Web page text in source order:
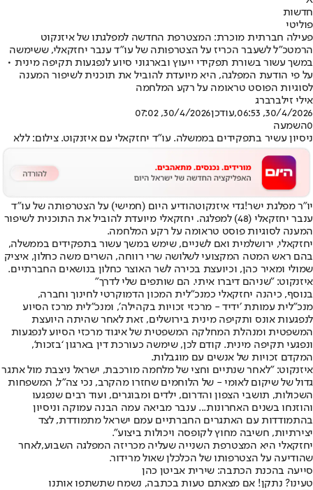
חדשות
פוליטי
פעילה חברתית מוכרת: המצטרפת החדשה למפלגתו של איזנקוט
הרמטכ"ל לשעבר הכריז על הצטרפותה של עו"ד ענבר יחזקאלי, ששימשה
במשך עשור בשורת תפקידי ייעוץ ובארגוני סיוע לנפגעות תקיפה מינית •
על פי הודעת המפלגה, היא מיועדת להוביל את תוכנית לשיפור המענה
לסוגיות הפוסט טראומה על רקע המלחמה
אילי זילברברג
30/4/2026, 06:53
,עודכן30/4/2026, 07:02
0השמעה
ניסיון עשיר בתפקידים בממשלה. עו"ד יחזקאלי עם איזנקוט. צילום: ללא
יו"ר מפלגת ישר!גדי איזנקוטהודיע היום (חמישי) על הצטרפותה של עו"ד
ענבר יחזקאלי (48) למפלגה. יחזקאלי מיועדת להוביל את התוכנית לשיפור
המענה לסוגיות פוסט טראומה על רקע המלחמה.
יחזקאלי, ירושלמית ואם לשניים, שימש במשך עשור בתפקידים בממשלה,
בהם ראש המטה המקצועי לשלושה שרי רווחה, השרים משה כחלון, איציק
שמולי ומאיר כהן, וכיועצת בכירה לשר האוצר כחלון בנושאים החברתיים.
איזנקוט: "שניהם דיברו איתי. הם שותפים שלי לדרך"
בנוסף, כיהנה יחזקאלי כמנכ״לית המכון הדמוקרטי לחינוך וחברה,
מנכ״לית עמותת ׳ידיד - מרכזי זכויות בקהילה׳, ומנכ״לית מרכז הסיוע
לנפגעות אונס ותקיפה מינית בירושלים, זאת לאחר שהיתה היועצת
המשפטית ומנהלת המחלקה המשפטית של איגוד מרכזי הסיוע לנפגעות
ונפגעי תקיפה מינית. קודם לכן, שימשה כעורכת דין בארגון ‘בזכות’,
המקדם זכויות של אנשים עם מוגבלות.
איזנקוט: "לאחר שנתיים וחצי של מלחמה מורכבת, ישראל ניצבת מול אתגר
גדול של שיקום לאומי - של הלוחמים שחזרו מהקרב, נכי צה״ל, המשפחות
השכולות, תושבי הצפון והדרום, ילדים ומבוגרים, ועוד רבים שנפגעו
והוזנחו בשנים האחרונות... ענבר מביאה עמה הבנה עמוקה וניסיון
בהתמודדות עם האתגרים החברתיים עמם ישראל מתמודדת, לצד
יצירתיות, חשיבה מחוץ לקופסה ויכולות ביצוע".
יחזקאלי היא המצטרפת השנייה שעליה מכריזה המפלגה השבוע,לאחר
שהודיעה על הצטרפותו של הכלכלן שאול מרידור.
סייעה בהכנת הכתבה: שירית אביטן כהן
טעינו? נתקן! אם מצאתם טעות בכתבה, נשמח שתשתפו אותנו